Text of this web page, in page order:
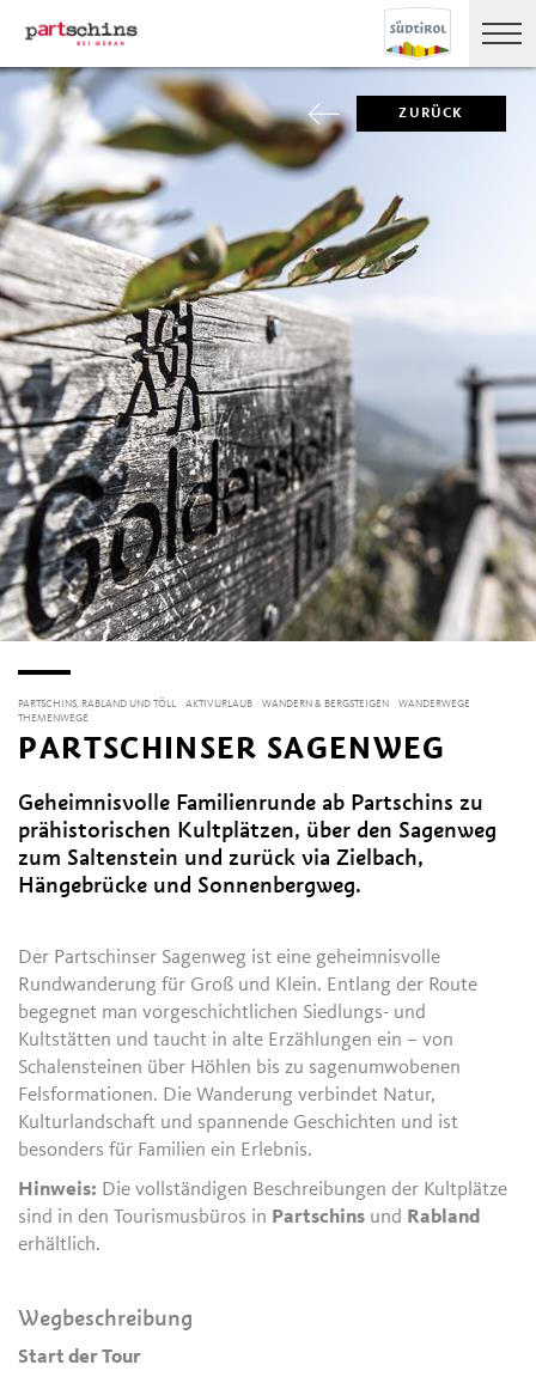
ZURÜCK
PARTSCHINS, RABLAND UND TÖLL AKTIVURLAUB WANDERN & BERGSTEIGEN
WANDERWEGE
THEMENWEGE
PARTSCHINSER SAGENWEG
Geheimnisvolle Familienrunde ab Partschins zu
prähistorischen Kultplätzen, über den Sagenweg
zum Saltenstein und zurück via Zielbach,
Hängebrücke und Sonnenbergweg.
Der Partschinser Sagenweg ist eine geheimnisvolle
Rundwanderung für Groß und Klein. Entlang der Route
begegnet man vorgeschichtlichen Siedlungs- und
Kultstätten und taucht in alte Erzählungen ein – von
Schalensteinen über Höhlen bis zu sagenumwobenen
Felsformationen. Die Wanderung verbindet Natur,
Kulturlandschaft und spannende Geschichten und ist
besonders für Familien ein Erlebnis.
Hinweis: Die vollständigen Beschreibungen der Kultplätze
sind in den Tourismusbüros in Partschins und Rabland
erhältlich.
Wegbeschreibung
Start der Tour